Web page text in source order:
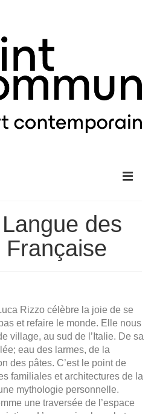
des
Française
Rizzo célèbre la joie de se
et refaire le monde. Elle nous
village, au sud de l’Italie. De sa
eau des larmes, de la
des pâtes. C’est le point de
familiales et architectures de la
mythologie personnelle.
une traversée de l’espace